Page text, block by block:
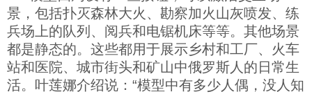
景，包括扑灭森林大火、勘察加火山灰喷发、练
兵场上的队列、阅兵和电锯机床等等。其他场景
都是静态的。这些都用于展示乡村和工厂、火车
站和医院、城市街头和矿山中俄罗斯人的日常生
活。叶莲娜介绍说：“模型中有多少人偶，没人知